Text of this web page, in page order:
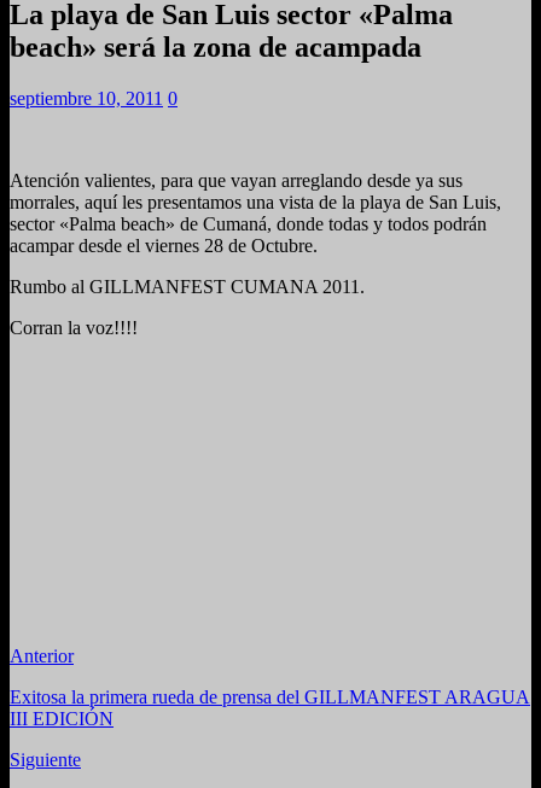
La playa de San Luis sector «Palma
beach» será la zona de acampada
septiembre 10, 2011 0
Atención valientes, para que vayan arreglando desde ya sus
morrales, aquí les presentamos una vista de la playa de San Luis,
sector «Palma beach» de Cumaná, donde todas y todos podrán
acampar desde el viernes 28 de Octubre.
Rumbo al GILLMANFEST CUMANA 2011.
Corran la voz!!!!
Anterior
Exitosa la primera rueda de prensa del GILLMANFEST ARAGUA
III EDICIÓN
Siguiente